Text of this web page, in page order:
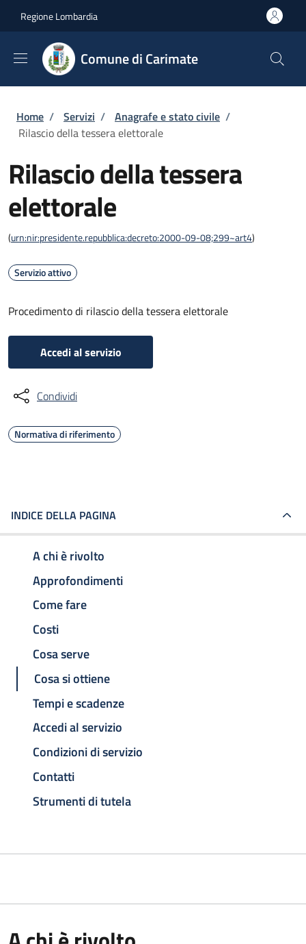
Regione Lombardia
Comune di Carimate
Briciole di pane
Home / Servizi / Anagrafe e stato civile /
Rilascio della tessera elettorale
Rilascio della tessera
elettorale
(urn:nir:presidente.repubblica:decreto:2000-09-08;299~art4)
Servizio attivo
Procedimento di rilascio della tessera elettorale
Accedi al servizio
Condividi
Normativa di riferimento
INDICE DELLA PAGINA
A chi è rivolto
Approfondimenti
Come fare
Costi
Cosa serve
Cosa si ottiene
Tempi e scadenze
Accedi al servizio
Condizioni di servizio
Contatti
Strumenti di tutela